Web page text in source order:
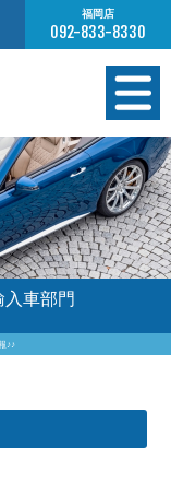
福岡店
092-833-8330
車部門
♪♪